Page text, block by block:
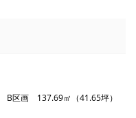
区画 137.69㎡（41.65坪）